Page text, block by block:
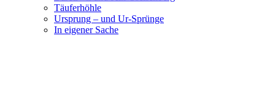
Täuferhöhle
Ursprung – und Ur-Sprünge
In eigener Sache